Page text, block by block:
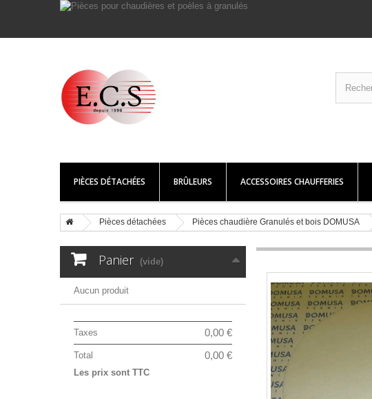
PIÈCES DÉTACHÉES BRÛLEURS ACCESSOIRES CHAUFFERIES
Pièces détachées Pièces chaudière Granulés et bois DOMUSA
Panier (vide)
Aucun produit
0,00 €
Taxes
0,00 €
Total
Les prix sont TTC